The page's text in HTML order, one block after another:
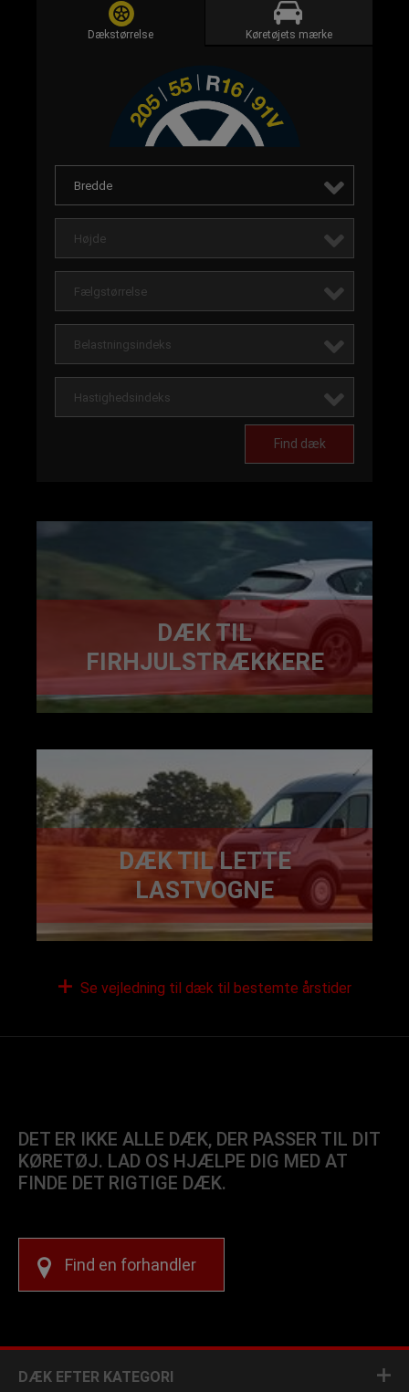
Dækstørrelse Køretøjets mærke
Bredde
Højde
Fælgstørrelse
Belastningsindeks
Hastighedsindeks
Find dæk
DÆK TIL
FIRHJULSTRÆKKERE
DÆK TIL LETTE
LASTVOGNE
Se vejledning til dæk til bestemte årstider
DET ER IKKE ALLE DÆK, DER PASSER TIL DIT
KØRETØJ. LAD OS HJÆLPE DIG MED AT
FINDE DET RIGTIGE DÆK.
Find en forhandler
DÆK EFTER KATEGORI